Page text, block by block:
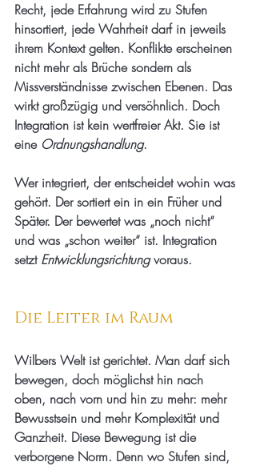
Recht, jede Erfahrung wird zu Stufen
hinsortiert, jede Wahrheit darf in jeweils
ihrem Kontext gelten. Konflikte erscheinen
nicht mehr als Brüche sondern als
Missverständnisse zwischen Ebenen. Das
wirkt großzügig und versöhnlich. Doch
Integration ist kein wertfreier Akt. Sie ist
eine Ordnungshandlung.
Wer integriert, der entscheidet wohin was
gehört. Der sortiert ein in ein Früher und
Später. Der bewertet was „noch nicht“
und was „schon weiter“ ist. Integration
setzt Entwicklungsrichtung voraus.
Die Leiter im Raum
Wilbers Welt ist gerichtet. Man darf sich
bewegen, doch möglichst hin nach
oben, nach vorn und hin zu mehr: mehr
Bewusstsein und mehr Komplexität und
Ganzheit. Diese Bewegung ist die
verborgene Norm. Denn wo Stufen sind,